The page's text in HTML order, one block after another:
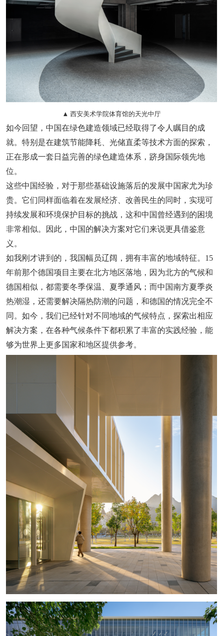
▲ 西安美术学院体育馆的天光中厅
如今回望，中国在绿色建造领域已经取得了令人瞩目的成
就。特别是在建筑节能降耗、光储直柔等技术方面的探索，
正在形成一套日益完善的绿色建造体系，跻身国际领先地
位。
这些中国经验，对于那些基础设施落后的发展中国家尤为珍
贵。它们同样面临着在发展经济、改善民生的同时，实现可
持续发展和环境保护目标的挑战，这和中国曾经遇到的困境
非常相似。因此，中国的解决方案对它们来说更具借鉴意
义。
如我刚才讲到的，我国幅员辽阔，拥有丰富的地域特征。15
年前那个德国项目主要在北方地区落地，因为北方的气候和
德国相似，都需要冬季保温、夏季通风；而中国南方夏季炎
热潮湿，还需要解决隔热防潮的问题，和德国的情况完全不
同。如今，我们已经针对不同地域的气候特点，探索出相应
解决方案，在各种气候条件下都积累了丰富的实践经验，能
够为世界上更多国家和地区提供参考。